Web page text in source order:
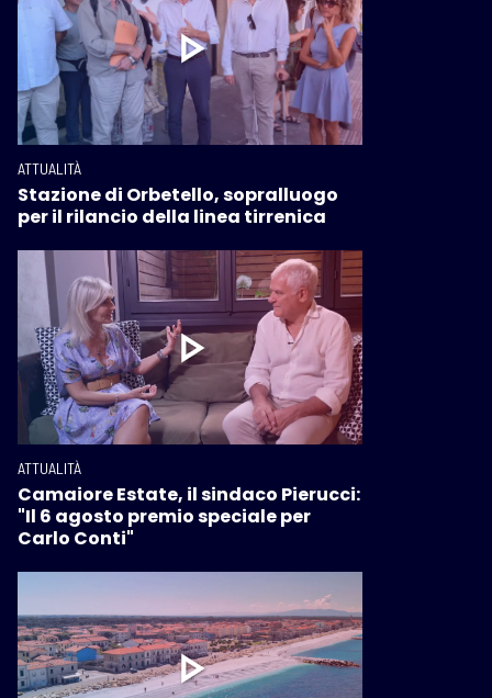
ATTUALITÀ
Stazione di Orbetello, sopralluogo
per il rilancio della linea tirrenica
ATTUALITÀ
Camaiore Estate, il sindaco Pierucci:
"Il 6 agosto premio speciale per
Carlo Conti"